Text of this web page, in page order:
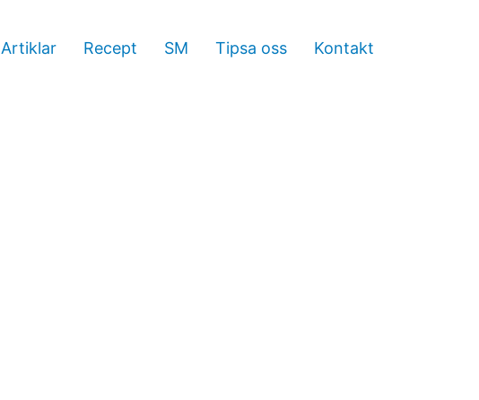
Artiklar Recept SM Tipsa oss Kontakt